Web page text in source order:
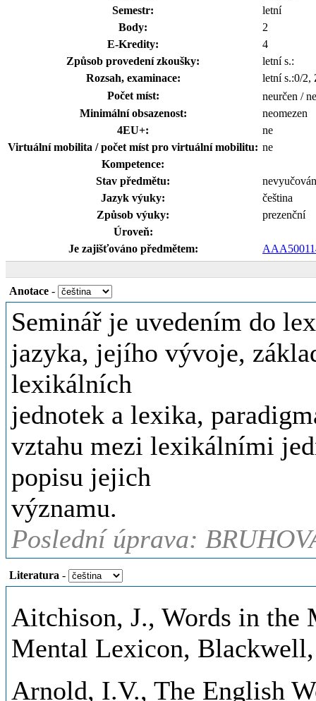
Semestr:
letní
Body:
2
E-Kredity:
4
Způsob provedení zkoušky:
letní s.:
Rozsah, examinace:
letní s.:0/
Počet míst:
neurčen /
Minimální obsazenost:
neomezen
4EU+:
ne
Virtuální mobilita / počet míst pro virtuální mobilitu: ne
Kompetence:
Stav předmětu:
nevyučován
Jazyk výuky:
čeština
Způsob výuky:
prezenční
Úroveň:
Je zajišťováno předmětem:
Anotace -
Seminář je uvedením do
jazyka, jejího vývoje,
lexikálních
jednotek a lexika,
vztahu mezi lexikálními
popisu jejich
významu.
Poslední úprava:
Literatura -
Aitchison, J., Words in
Mental Lexicon,
Arnold, I.V., The English